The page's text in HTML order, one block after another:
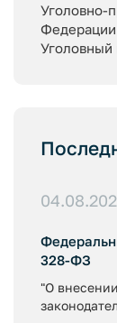
Уголовно-
Федерации
Уголовный
328-ФЗ
"О